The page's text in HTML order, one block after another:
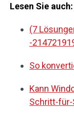
Lesen Sie auch:
(7
-
So
Kann
Schritt-